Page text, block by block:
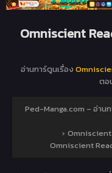
Omniscient
อ่านการ์ตูนเรื่อง
ตอ
Ped-Manga.com – อ่าน
› Omniscient
Omniscient